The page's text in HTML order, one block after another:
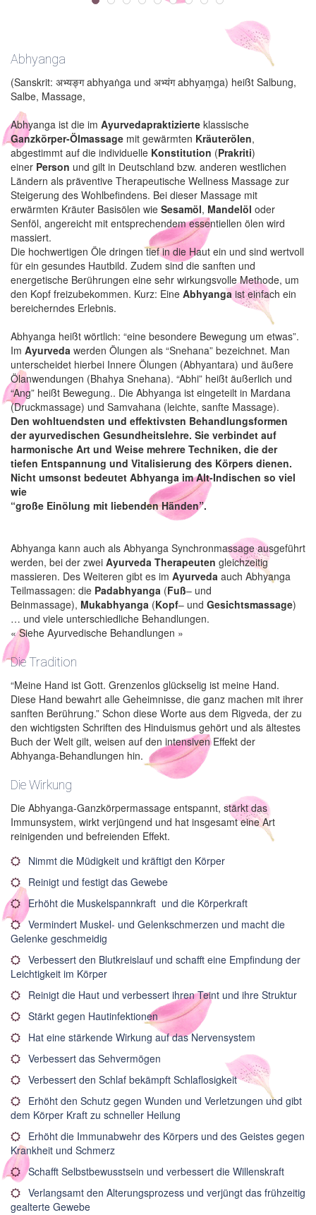
Abhyanga
(Sanskrit: अभ्यङ्ग abhyaṅga und अभ्यंग abhyaṃga) heißt Salbung,
Salbe, Massage,
Abhyanga ist die im Ayurvedapraktizierte klassische
Ganzkörper-Ölmassage mit gewärmten Kräuterölen,
abgestimmt auf die individuelle Konstitution (Prakriti)
einer Person und gilt in Deutschland bzw. anderen westlichen
Ländern als präventive Therapeutische Wellness Massage zur
Steigerung des Wohlbefindens. Bei dieser Massage mit
erwärmten Kräuter Basisölen wie Sesamöl, Mandelöl oder
Senföl, angereicht mit entsprechendem essentiellen ölen wird
massiert.
Die hochwertigen Öle dringen tief in die Haut ein und sind wertvoll
für ein gesundes Hautbild. Zudem sind die sanften und
energetische Berührungen eine sehr wirkungsvolle Methode, um
den Kopf freizubekommen. Kurz: Eine Abhyanga ist einfach ein
bereicherndes Erlebnis.
Abhyanga heißt wörtlich: “eine besondere Bewegung um etwas”.
Im Ayurveda werden Ölungen als “Snehana” bezeichnet. Man
unterscheidet hierbei Innere Ölungen (Abhyantara) und äußere
Ölanwendungen (Bhahya Snehana). “Abhi” heißt äußerlich und
“Ang” heißt Bewegung.. Die Abhyanga ist eingeteilt in Mardana
(Druckmassage) und Samvahana (leichte, sanfte Massage).
Den wohltuendsten und effektivsten Behandlungsformen
der ayurvedischen Gesundheitslehre. Sie verbindet auf
harmonische Art und Weise mehrere Techniken, die der
tiefen Entspannung und Vitalisierung des Körpers dienen.
Nicht umsonst bedeutet Abhyanga im Alt-Indischen so viel
wie
“große Einölung mit liebenden Händen”.
Abhyanga kann auch als Abhyanga Synchronmassage ausgeführt
werden, bei der zwei Ayurveda Therapeuten gleichzeitig
massieren. Des Weiteren gibt es im Ayurveda auch Abhyanga
Teilmassagen: die Padabhyanga (Fuß– und
Beinmassage), Mukabhyanga (Kopf– und Gesichtsmassage)
… und viele unterschiedliche Behandlungen.
« Siehe Ayurvedische Behandlungen »
Die Tradition
“Meine Hand ist Gott. Grenzenlos glückselig ist meine Hand.
Diese Hand bewahrt alle Geheimnisse, die ganz machen mit ihrer
sanften Berührung.” Schon diese Worte aus dem Rigveda, der zu
den wichtigsten Schriften des Hinduismus gehört und als ältestes
Buch der Welt gilt, weisen auf den intensiven Effekt der
Abhyanga-Behandlungen hin.
Die Wirkung
Die Abhyanga-Ganzkörpermassage entspannt, stärkt das
Immunsystem, wirkt verjüngend und hat insgesamt eine Art
reinigenden und befreienden Effekt.
Nimmt die Müdigkeit und kräftigt den Körper
Reinigt und festigt das Gewebe
Erhöht die Muskelspannkraft und die Körperkraft
Vermindert Muskel- und Gelenkschmerzen und macht die
Gelenke geschmeidig
Verbessert den Blutkreislauf und schafft eine Empfindung der
Leichtigkeit im Körper
Reinigt die Haut und verbessert ihren Teint und ihre Struktur
Stärkt gegen Hautinfektionen
Hat eine stärkende Wirkung auf das Nervensystem
Verbessert das Sehvermögen
Verbessert den Schlaf bekämpft Schlaflosigkeit
Erhöht den Schutz gegen Wunden und Verletzungen und gibt
dem Körper Kraft zu schneller Heilung
Erhöht die Immunabwehr des Körpers und des Geistes gegen
Krankheit und Schmerz
Schafft Selbstbewusstsein und verbessert die Willenskraft
Verlangsamt den Alterungsprozess und verjüngt das frühzeitig
gealterte Gewebe